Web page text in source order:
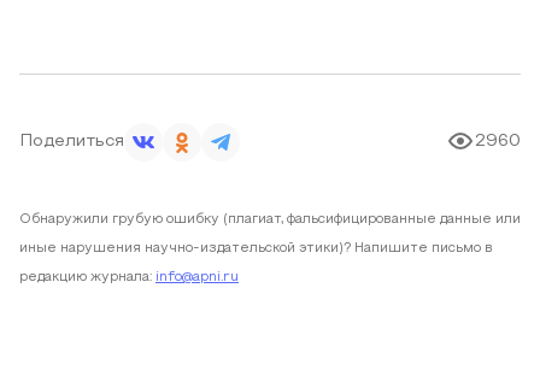
Поделиться 2960
Обнаружили грубую ошибку (плагиат, фальсифицированные данные или
иные нарушения научно-издательской этики)? Напишите письмо в
редакцию журнала: info@apni.ru